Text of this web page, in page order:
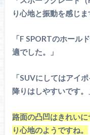
り心地と振動を感じま
「F SPORTのホール
適でした。」
「SUVにしてはアイ
降りはしやすいです。
路面の凸凹はきれい
り心地のようですね。